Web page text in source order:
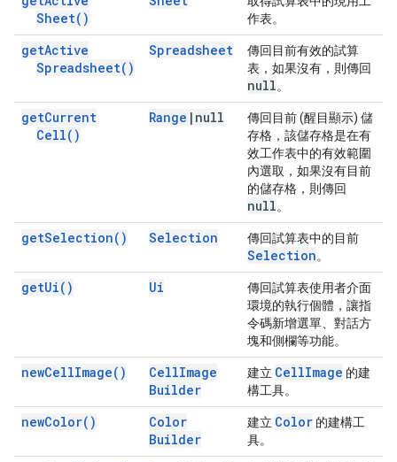
Sheet( )
作表。
getActive
Spreadsheet( )
Spreadsheet
傳回目前有效的試算
表，如果沒有，則傳回
null。
getCurrent
Cell( )
Range | null
傳回目前 (醒目顯示) 儲
存格，該儲存格是在有
效工作表中的有效範圍
內選取，如果沒有目前
的儲存格，則傳回
null。
getSelection( ) Selection 傳回試算表中的目前
Selection。
getUi( ) Ui
傳回試算表使用者介面
環境的執行個體，讓指
令碼新增選單、對話方
塊和側欄等功能。
newCellImage( ) CellImage
Builder
建立 CellImage 的建
構工具。
newColor( )
Color
Builder
建立 Color 的建構工
具。